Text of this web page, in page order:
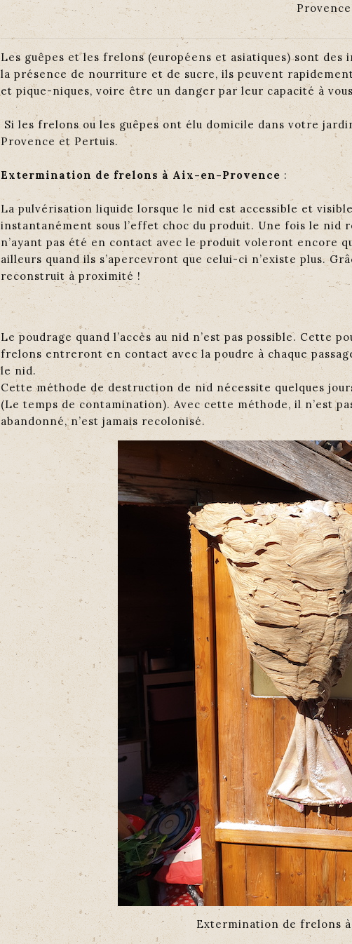
Provence
Les guêpes et les frelons (européens et asiatiques) sont
la présence de nourriture et de sucre, ils peuvent
et pique-niques, voire être un danger par leur capacité à
Si les frelons ou les guêpes ont élu domicile dans votre
Provence et Pertuis.
Extermination de frelons à Aix-en-Provence :
La pulvérisation liquide lorsque le nid est accessible et
instantanément sous l’effet choc du produit. Une fois le nid
n’ayant pas été en contact avec le produit voleront encore
ailleurs quand ils s’apercevront que celui-ci n’existe plus.
reconstruit à proximité !
Le poudrage quand l’accès au nid n’est pas possible. Cette
frelons entreront en contact avec la poudre à chaque
le nid.
Cette méthode de destruction de nid nécessite quelques
(Le temps de contamination). Avec cette méthode, il n’est
abandonné, n’est jamais recolonisé.
Extermination de frelons